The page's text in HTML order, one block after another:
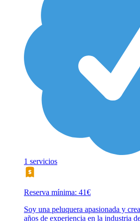
1 servicios
Reserva mínima: 41€
Soy una peluquera apasionada y
años de experiencia en la industria